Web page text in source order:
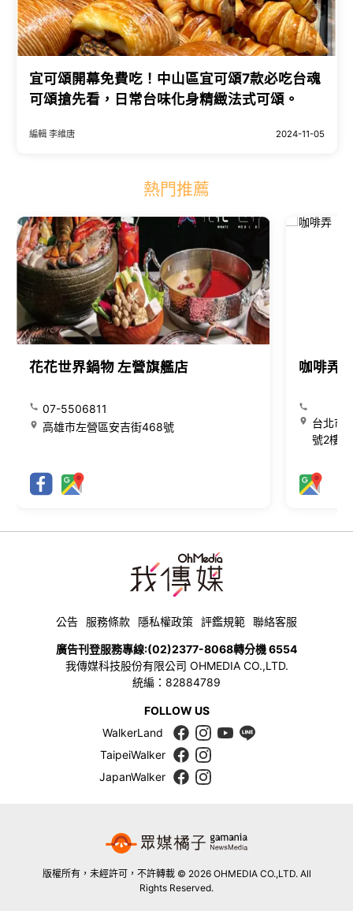
宜可頌開幕免費吃！中山區宜可頌7款必吃台魂
可頌搶先看，日常台味化身精緻法式可頌。
編輯 李維唐 2024-11-05
熱門推薦
花花世界鍋物 左營旗艦店
07-5506811
高雄市左營區安吉街468號
咖啡弄
台北市
號2樓
公告 服務條款 隱私權政策 評鑑規範 聯絡客服
廣告刊登服務專線:(02)2377-8068轉分機 6554
我傳媒科技股份有限公司 OHMEDIA CO.,LTD.
統編：82884789
FOLLOW US
WalkerLand
TaipeiWalker
JapanWalker
版權所有，未經許可，不許轉載 © 2026 OHMEDIA CO.,LTD. All
Rights Reserved.